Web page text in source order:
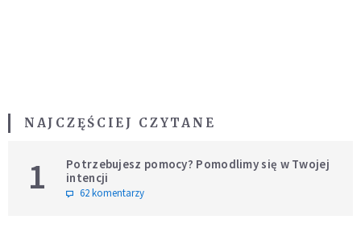
NAJCZĘŚCIEJ CZYTANE
1
Potrzebujesz pomocy? Pomodlimy się w Twojej
intencji
62 komentarzy